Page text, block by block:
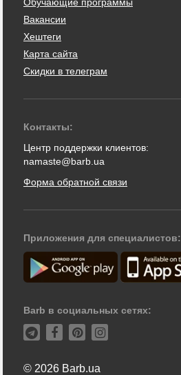
Вакансии
Хештеги
Карта сайта
Скидки в телеграм
Контакты:
Центр поддержки клиентов:
namaste@barb.ua
Форма обратной связи
Приложения для специалистов:
Barb в социальных сетях:
© 2026 Barb.ua